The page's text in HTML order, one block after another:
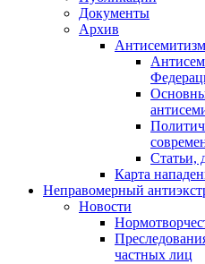
Документы
Архив
Статьи,
Карта
Неправомерный
Новости
частных лиц